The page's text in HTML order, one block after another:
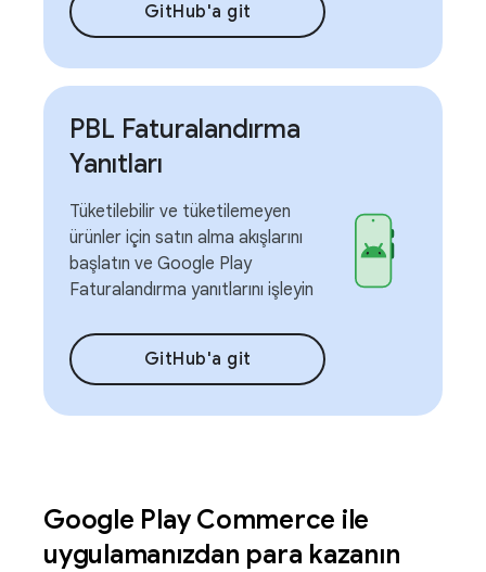
GitHub'a git
PBL Faturalandırma
Yanıtları
Tüketilebilir ve tüketilemeyen
ürünler için satın alma akışlarını
başlatın ve Google Play
Faturalandırma yanıtlarını işleyin
GitHub'a git
Google Play Commerce ile
uygulamanızdan para kazanın